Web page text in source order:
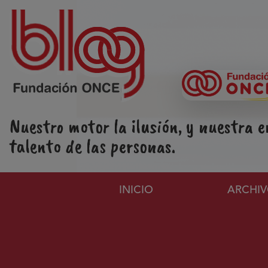
Pasar al contenido principal
Nuestro motor la ilusión, y nuestra
talento de las personas.
Navegación
INICIO